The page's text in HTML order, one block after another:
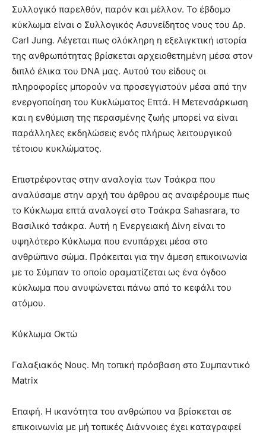
Συλλογικό παρελθόν, παρόν και μέλλον. Το έβδομο
κύκλωμα είναι ο Συλλογικός Ασυνείδητος νους του Δρ.
Carl Jung. Λέγεται πως ολόκληρη η εξελιγκτική ιστορία
της ανθρωπότητας βρίσκεται αρχειοθετημένη μέσα στον
διπλό έλικα του DNA μας. Αυτού του είδους οι
πληροφορίες μπορούν να προσεγγιστούν μέσα από την
ενεργοποίηση του Κυκλώματος Επτά. Η Μετενσάρκωση
και η ενθύμιση της περασμένης ζωής μπορεί να είναι
παράλληλες εκδηλώσεις ενός πλήρως λειτουργικού
τέτοιου κυκλώματος.
Επιστρέφοντας στην αναλογία των Τσάκρα που
αναλύσαμε στην αρχή του άρθρου ας αναφέρουμε πως
το Κύκλωμα επτά αναλογεί στο Τσάκρα Sahasrara, το
Βασιλικό τσάκρα. Αυτή η Ενεργειακή Δίνη είναι το
υψηλότερο Κύκλωμα που ενυπάρχει μέσα στο
ανθρώπινο σώμα. Πρόκειται για την άμεση επικοινωνία
με το Σύμπαν το οποίο οραματίζεται ως ένα όγδοο
κύκλωμα που ανυψώνεται πάνω από το κεφάλι του
ατόμου.
Κύκλωμα Οκτώ
Γαλαξιακός Νους. Μη τοπική πρόσβαση στο Συμπαντικό
Matrix
Επαφή. Η ικανότητα του ανθρώπου να βρίσκεται σε
επικοινωνία με μή τοπικές Διάννοιες έχει καταγραφεί